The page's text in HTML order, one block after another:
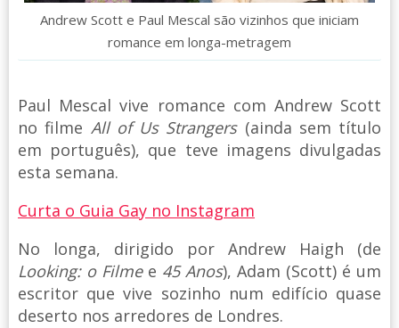
Andrew Scott e Paul Mescal são vizinhos que iniciam
romance em longa-metragem
Paul Mescal vive romance com Andrew Scott
no filme All of Us Strangers(ainda sem título
em português), que teve imagens divulgadas
esta semana.
Curta o Guia Gay no Instagram
No longa, dirigido por Andrew Haigh (de
Looking: o Filmee 45 Anos), Adam (Scott) é um
escritor que vive sozinho num edifício quase
deserto nos arredores de Londres.